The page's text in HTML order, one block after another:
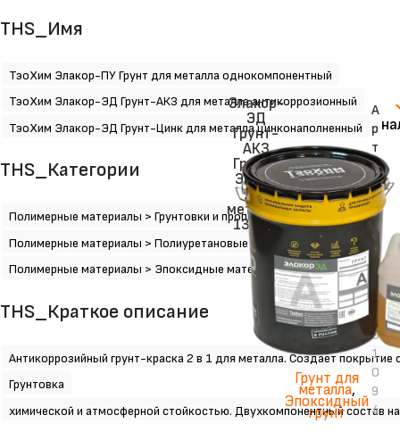
THS_Имя
ТэоХим Элакор-ПУ Грунт для металла однокомпонентный
ТэоХим Элакор-ЭД Грунт-АКЗ для металла антикоррозионный
ТэоХим Элакор-ЭД Грунт-Цинк для металла цинконаполненный
THS_Категории
Полимерные материалы > Грунтовки и пропитки
Полимерные материалы > Полиуретановые материалы
Полимерные материалы > Эпоксидные материалы
THS_Краткое описание
Антикоррозийный грунт-краска 2 в 1 для металла. Создаёт покрытие
Грунтовка
химической и атмосферной стойкостью. Двухкомпонентный состав
Элакор-
ЭД
Грунт-
АКЗ
Грунт-
Эмаль
для
металла
13,5 кг
Грунт для
металла,
Эпоксидный
грунт
А
р
т
и
к
у
л:
4
0
0
1
0
9
4